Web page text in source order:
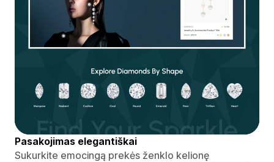
Pasakojimas elegantiškai
Sukurkite emocingą prekės ženklo kelionę